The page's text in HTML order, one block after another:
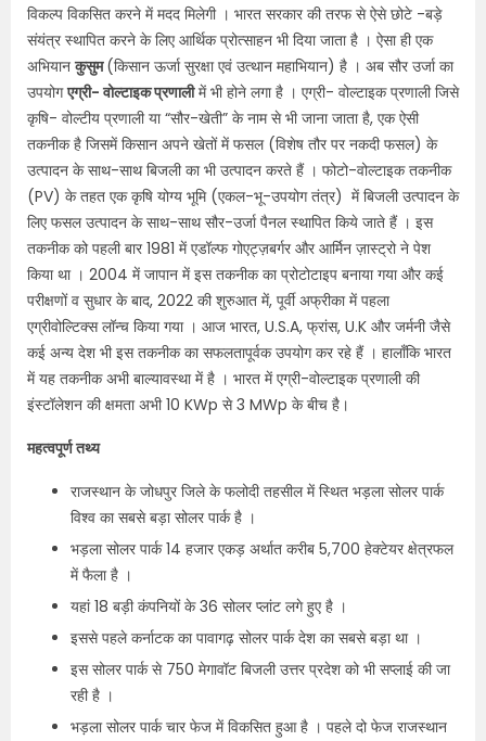
विकल्प विकसित करने में मदद मिलेगी । भारत सरकार की तरफ से ऐसे छोटे -बड़े
संयंत्र स्थापित करने के लिए आर्थिक प्रोत्साहन भी दिया जाता है । ऐसा ही एक
अभियानकुसुम(किसान ऊर्जा सुरक्षा एवं उत्थान महाभियान) है । अब सौर उर्जा का
उपयोगएग्री- वोल्टाइक प्रणालीमें भी होने लगा है । एग्री- वोल्टाइक प्रणाली जिसे
कृषि- वोल्टीय प्रणाली या “सौर-खेती” के नाम से भी जाना जाता है, एक ऐसी
तकनीक है जिसमें किसान अपने खेतों में फसल (विशेष तौर पर नकदी फसल) के
उत्पादन के साथ-साथ बिजली का भी उत्पादन करते हैं । फोटो-वोल्टाइक तकनीक
(PV) के तहत एक कृषि योग्य भूमि (एकल-भू-उपयोग तंत्र) में बिजली उत्पादन के
लिए फसल उत्पादन के साथ-साथ सौर-उर्जा पैनल स्थापित किये जाते हैं । इस
तकनीक को पहली बार 1981 में एडॉल्फ गोएट्ज़बर्गर और आर्मिन ज़ास्ट्रो ने पेश
किया था । 2004 में जापान में इस तकनीक का प्रोटोटाइप बनाया गया और कई
परीक्षणों व सुधार के बाद, 2022 की शुरुआत में, पूर्वी अफ्रीका में पहला
एग्रीवोल्टिक्स लॉन्च किया गया । आज भारत, U.S.A, फ्रांस, U.K और जर्मनी जैसे
कई अन्य देश भी इस तकनीक का सफलतापूर्वक उपयोग कर रहे हैं । हालाँकि भारत
में यह तकनीक अभी बाल्यावस्था में है । भारत में एग्री-वोल्टाइक प्रणाली की
इंस्टॉलेशन की क्षमता अभी 10 KWp से 3 MWp के बीच है।
महत्वपूर्ण तथ्य
राजस्थान के जोधपुर जिले के फलोदी तहसील में स्थित भड़ला सोलर पार्क
विश्व का सबसे बड़ा सोलर पार्क है ।
भड़ला सोलर पार्क14 हजार एकड़ अर्थात करीब 5,700 हेक्टेयर क्षेत्रफल
में फैला है ।
यहां 18 बड़ी कंपनियों के 36 सोलर प्लांट लगे हुए है ।
इससे पहले कर्नाटक कापावागढ़ सोलर पार्कदेश का सबसे बड़ा था ।
इस सोलर पार्क से 750 मेगावॉट बिजली उत्तर प्रदेश को भी सप्लाई की जा
रही है ।
भड़ला सोलर पार्क चार फेज में विकसित हुआ है । पहले दो फेज राजस्थान